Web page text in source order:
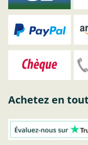
Achetez en